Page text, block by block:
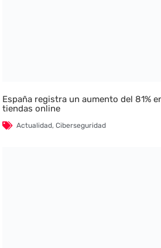
España registra un aumento del 81%
tiendas online
Actualidad,Ciberseguridad